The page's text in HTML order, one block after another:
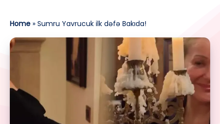
Home » Sumru Yavrucuk ilk dəfə Bakıda!